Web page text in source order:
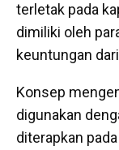
terletak pada
dimiliki oleh
keuntungan
Konsep
digunakan
diterapkan